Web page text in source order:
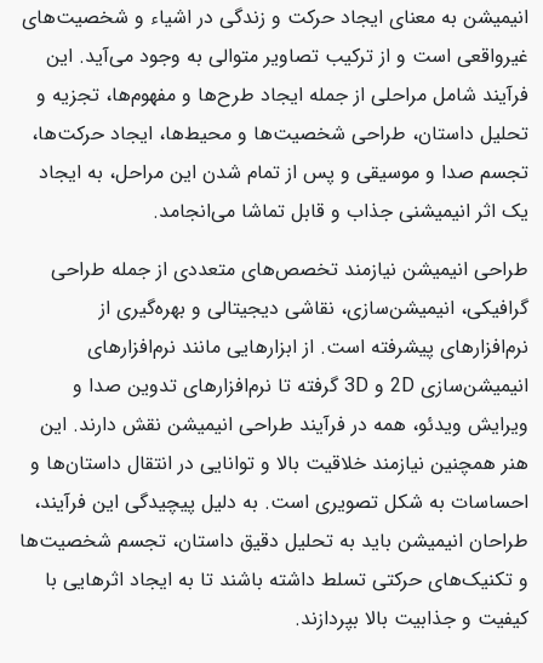
انیمیشن به معنای ایجاد حرکت و زندگی در اشیاء و شخصیت‌های
غیرواقعی است و از ترکیب تصاویر متوالی به وجود می‌آید. این
فرآیند شامل مراحلی از جمله ایجاد طرح‌ها و مفهوم‌ها، تجزیه و
تحلیل داستان، طراحی شخصیت‌ها و محیط‌ها، ایجاد حرکت‌ها،
تجسم صدا و موسیقی و پس از تمام شدن این مراحل، به ایجاد
یک اثر انیمیشنی جذاب و قابل تماشا می‌انجامد.
طراحی انیمیشن نیازمند تخصص‌های متعددی از جمله طراحی
گرافیکی، انیمیشن‌سازی، نقاشی دیجیتالی و بهره‌گیری از
نرم‌افزارهای پیشرفته است. از ابزارهایی مانند نرم‌افزارهای
انیمیشن‌سازی 2D و 3D گرفته تا نرم‌افزارهای تدوین صدا و
ویرایش ویدئو، همه در فرآیند طراحی انیمیشن نقش دارند. این
هنر همچنین نیازمند خلاقیت بالا و توانایی در انتقال داستان‌ها و
احساسات به شکل تصویری است. به دلیل پیچیدگی این فرآیند،
طراحان انیمیشن باید به تحلیل دقیق داستان، تجسم شخصیت‌ها
و تکنیک‌های حرکتی تسلط داشته باشند تا به ایجاد اثرهایی با
کیفیت و جذابیت بالا بپردازند.